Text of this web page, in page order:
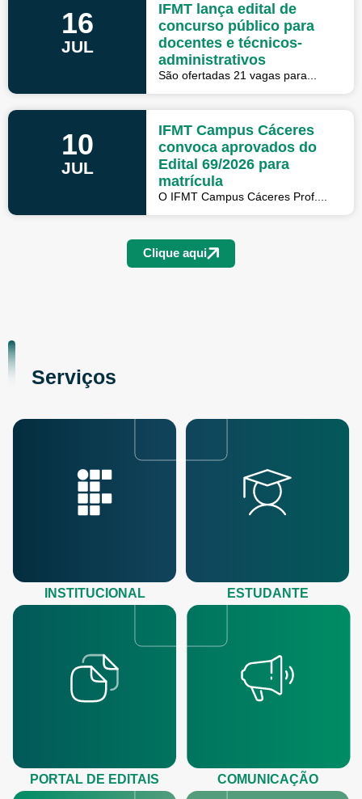
16
JUL
IFMT lança edital de
concurso público para
docentes e técnicos-
administrativos
São ofertadas 21 vagas para...
10
JUL
IFMT Campus Cáceres
convoca aprovados do
Edital 69/2026 para
matrícula
O IFMT Campus Cáceres Prof....
Clique aqui
Serviços
INSTITUCIONAL ESTUDANTE
PORTAL DE EDITAIS COMUNICAÇÃO